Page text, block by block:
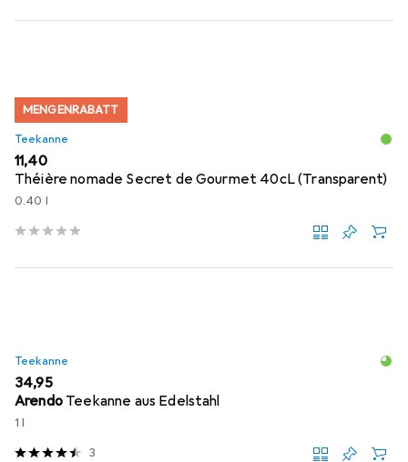
MENGENRABATT
Teekanne
EUR
11,40
Théière nomade Secret de Gourmet 40cL (Transparent)
0.40 l
Teekanne
EUR
34,95
Arendo Teekanne aus Edelstahl
1 l
3